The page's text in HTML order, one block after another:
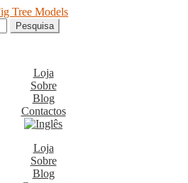
Pesquisa
Loja
Sobre
Blog
Contactos
Loja
Sobre
Blog